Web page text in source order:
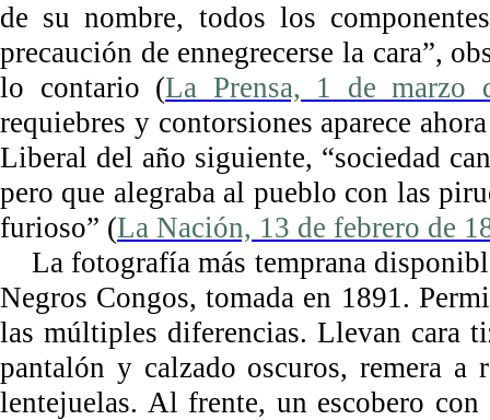
de su nombre, todos los
precaución de ennegrecerse la cara”,
lo contario (La Prensa, 1 de marzo
requiebres y contorsiones aparece
Liberal del año siguiente, “sociedad
pero que alegraba al pueblo con las
furioso” (La Nación, 13 de febrero de
La fotografía más temprana
Negros Congos, tomada en 1891.
las múltiples diferencias. Llevan cara
pantalón y calzado oscuros, remera a
lentejuelas. Al frente, un escobero